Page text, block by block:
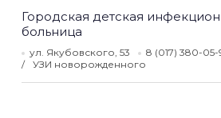
Городская детская
больница
ул. Якубовского, 53 8 (017) 380-05-
УЗИ новорожденного